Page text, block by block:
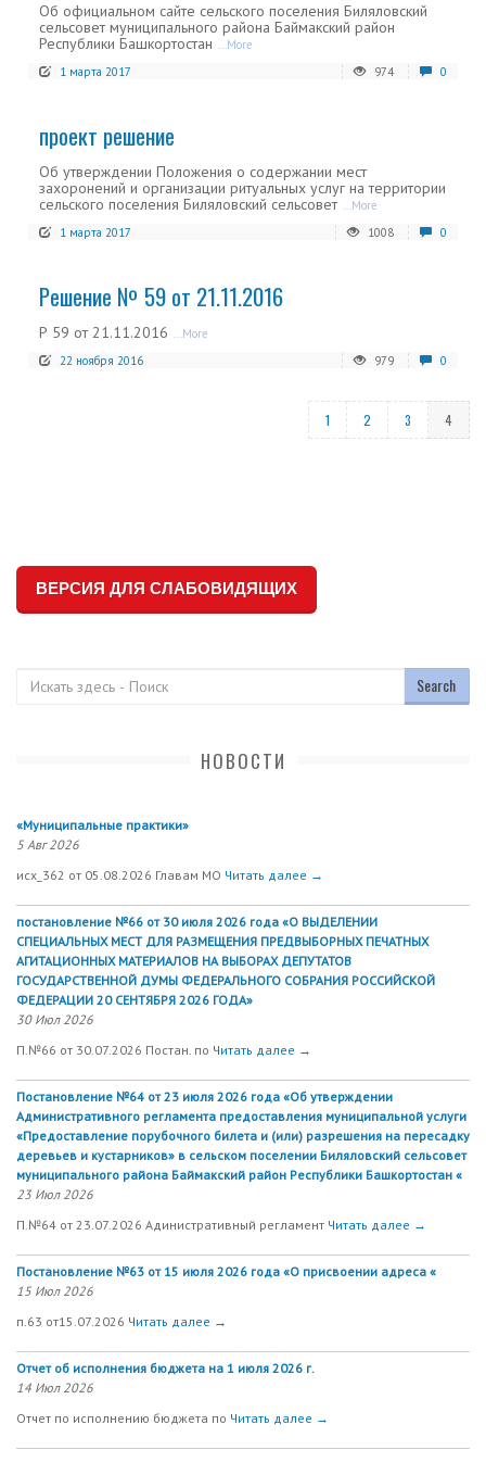
Об официальном сайте сельского поселения Биляловский
сельсовет муниципального района Баймакский район
Республики Башкортостан ...More
1 марта 2017
974 0
проект решение
Об утверждении Положения о содержании мест
захоронений и организации ритуальных услуг на территории
сельского поселения Биляловский сельсовет ...More
1 марта 2017
1008 0
Решение № 59 от 21.11.2016
Р 59 от 21.11.2016 ...More
22 ноября 2016
979 0
1 2 3 4
ВЕРСИЯ ДЛЯ СЛАБОВИДЯЩИХ
НОВОСТИ
«Муниципальные практики»
5 Авг 2026
исх_362 от 05.08.2026 Главам МО Читать далее →
постановление №66 от 30 июля 2026 года «О ВЫДЕЛЕНИИ
СПЕЦИАЛЬНЫХ МЕСТ ДЛЯ РАЗМЕЩЕНИЯ ПРЕДВЫБОРНЫХ ПЕЧАТНЫХ
АГИТАЦИОННЫХ МАТЕРИАЛОВ НА ВЫБОРАХ ДЕПУТАТОВ
ГОСУДАРСТВЕННОЙ ДУМЫ ФЕДЕРАЛЬНОГО СОБРАНИЯ РОССИЙСКОЙ
ФЕДЕРАЦИИ 20 СЕНТЯБРЯ 2026 ГОДА»
30 Июл 2026
П.№66 от 30.07.2026 Постан. по Читать далее →
Постановление №64 от 23 июля 2026 года «Об утверждении
Административного регламента предоставления муниципальной услуги
«Предоставление порубочного билета и (или) разрешения на пересадку
деревьев и кустарников» в сельском поселении Биляловский сельсовет
муниципального района Баймакский район Республики Башкортостан «
23 Июл 2026
П.№64 от 23.07.2026 Адинистративный регламент Читать далее →
Постановление №63 от 15 июля 2026 года «О присвоении адреса «
15 Июл 2026
п.63 от15.07.2026 Читать далее →
Отчет об исполнения бюджета на 1 июля 2026 г.
14 Июл 2026
Отчет по исполнению бюджета по Читать далее →